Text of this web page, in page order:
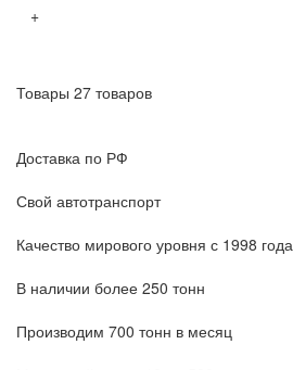
+
Товары 27 товаров
Доставка по РФ
Свой автотранспорт
Качество мирового уровня с 1998 года
В наличии более 250 тонн
Производим 700 тонн в месяц